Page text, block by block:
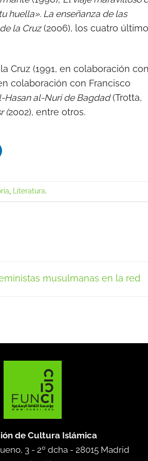
huella». La enseñanza de las
la Cruz(2006), los cuatro
Cruz (1991, en colaboración
colaboración con Francisco
Hasan al-Nuri de Bagdad(Trotta,
(2002), entre otros.
, Literatura.
musulmanas en la red
de Cultura Islámica
3 - 2º dcha - 28015 Madrid